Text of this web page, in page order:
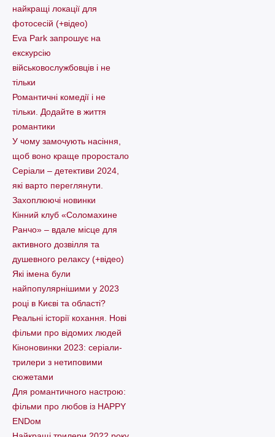
найкращі локації для
фотосесій (+відео)
Eva Park запрошує на
екскурсію
військовослужбовців і не
тільки
Романтичні комедії і не
тільки. Додайте в життя
романтики
У чому замочують насіння,
щоб воно краще проростало
Серіали – детективи 2024,
які варто пеpеглянути.
Захоплюючі новинки
Кінний клуб «Соломахине
Ранчо» – вдале місце для
активного дозвілля та
душевного релаксу (+відео)
Які імена були
найпопулярнішими у 2023
році в Києві та області?
Реальні історії кохання. Нові
фільми про відомих людей
Кіноновинки 2023: серіали-
трилери з нетиповими
сюжетами
Для романтичного настрою:
фільми про любов із HAPPY
ENDом